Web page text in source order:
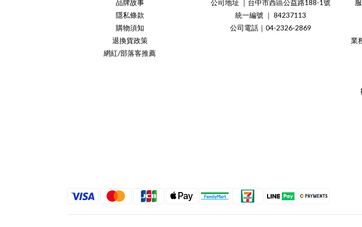
品牌故事
隱私條款
購物須知
退換貨政策
網紅/部落客推薦
公司地址 ｜台中市西區公益路188-1號
統一編號 ｜ 84237113
公司電話｜04-2326-2869
業